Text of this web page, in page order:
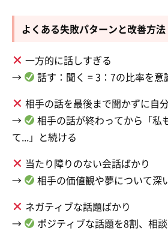
よくある失敗パターンと改善方法
一方的に話しすぎる
→
話す：聞く = 3：7の比率を意
相手の話を最後まで聞かずに自
→
相手の話が終わってから「私
て...」と続ける
当たり障りのない会話ばかり
→
相手の価値観や夢について深
ネガティブな話題ばかり
→
ポジティブな話題を8割、相